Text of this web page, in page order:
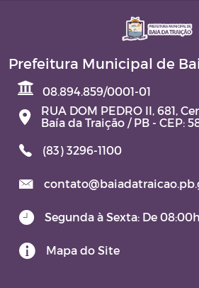
Prefeitura Municipal de
08.894.859/0001-01
RUA DOM PEDRO II, 681,
Baía da Traição / PB - CEP:
(83) 3296-1100
Segunda à Sexta: De
Mapa do Site